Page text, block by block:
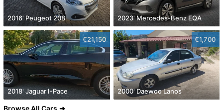
2016' Peugeot 208 2023' Mercedes-Benz EQA
€21,150
2018' Jaguar I-Pace
€1,700
2000' Daewoo Lanos